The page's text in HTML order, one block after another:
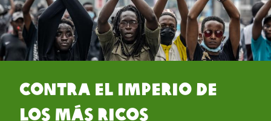
Contra el Imperio de
los Más Ricos